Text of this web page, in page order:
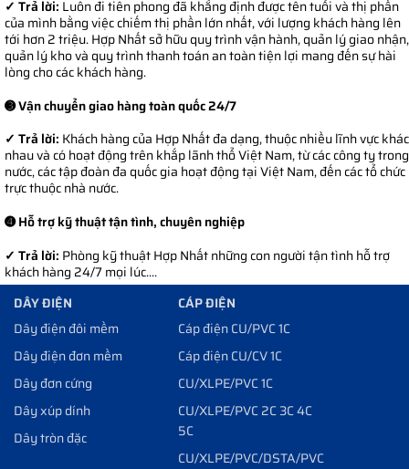
✓ Trả lời: Luôn đi tiên phong đã khẳng định được tên tuổi và thị phần
của mình bằng việc chiếm thị phần lớn nhất, với lượng khách hàng lên
tới hơn 2 triệu. Hợp Nhất sở hữu quy trình vận hành, quản lý giao nhận,
quản lý kho và quy trình thanh toán an toàn tiện lợi mang đến sự hài
lòng cho các khách hàng.
➌ Vận chuyển giao hàng toàn quốc 24/7
✓ Trả lời: Khách hàng của Hợp Nhất đa dạng, thuộc nhiều lĩnh vực khác
nhau và có hoạt động trên khắp lãnh thổ Việt Nam, từ các công ty trong
nước, các tập đoàn đa quốc gia hoạt động tại Việt Nam, đến các tổ chức
trực thuộc nhà nước.
➍ Hỗ trợ kỹ thuật tận tình, chuyên nghiệp
✓ Trả lời: Phòng kỹ thuật Hợp Nhất những con người tận tình hỗ trợ
khách hàng 24/7 mọi lúc....
DÂY ĐIỆN
Dây điện đôi mềm
Dây điện đơn mềm
Dây đơn cứng
Dây xúp dính
Dây tròn đặc
CÁP ĐIỆN
Cáp điện CU/PVC 1C
Cáp điện CU/CV 1C
CU/XLPE/PVC 1C
CU/XLPE/PVC 2C 3C 4C
5C
CU/XLPE/PVC/DSTA/PVC